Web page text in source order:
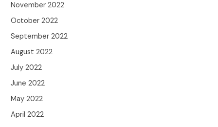
November 2022
October 2022
September 2022
August 2022
July 2022
June 2022
May 2022
April 2022